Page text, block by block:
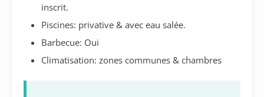
inscrit.
Piscines: privative & avec eau salée.
Barbecue: Oui
Climatisation: zones communes & chambres